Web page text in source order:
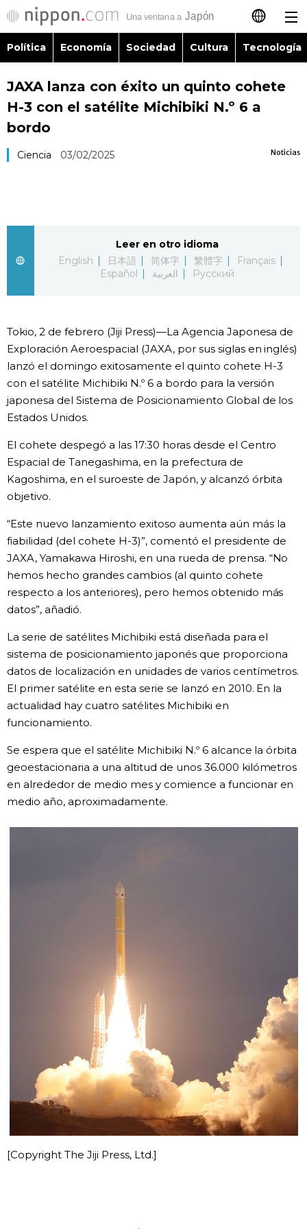
日本語
English
Русский
Política
Vida
Guía de Japón
Vídeos e imágenes
En profundidad
Más
Noticias
Datos de Japón
Fragmentos de Japón
Gente
Blog
Tokio
Avisos
official SNS
Política Economía Sociedad Cultura Tecnología
JAXA lanza con éxito un quinto cohete
H-3 con el satélite Michibiki N.º 6 a
bordo
Noticias
Ciencia 03/02/2025
Leer en otro idioma
English
日本語 简体字 繁體字
Français
Español
العربية Русский
Tokio, 2 de febrero (Jiji Press)—La Agencia Japonesa de
Exploración Aeroespacial (JAXA, por sus siglas en inglés)
lanzó el domingo exitosamente el quinto cohete H-3
con el satélite Michibiki N.º 6 a bordo para la versión
japonesa del Sistema de Posicionamiento Global de los
Estados Unidos.
El cohete despegó a las 17:30 horas desde el Centro
Espacial de Tanegashima, en la prefectura de
Kagoshima, en el suroeste de Japón, y alcanzó órbita
objetivo.
“Este nuevo lanzamiento exitoso aumenta aún más la
fiabilidad (del cohete H-3)”, comentó el presidente de
JAXA, Yamakawa Hiroshi, en una rueda de prensa. “No
hemos hecho grandes cambios (al quinto cohete
respecto a los anteriores), pero hemos obtenido más
datos”, añadió.
La serie de satélites Michibiki está diseñada para el
sistema de posicionamiento japonés que proporciona
datos de localización en unidades de varios centímetros.
El primer satélite en esta serie se lanzó en 2010. En la
actualidad hay cuatro satélites Michibiki en
funcionamiento.
Se espera que el satélite Michibiki N.º 6 alcance la órbita
geoestacionaria a una altitud de unos 36.000 kilómetros
en alrededor de medio mes y comience a funcionar en
medio año, aproximadamente.
[Copyright The Jiji Press, Ltd.]